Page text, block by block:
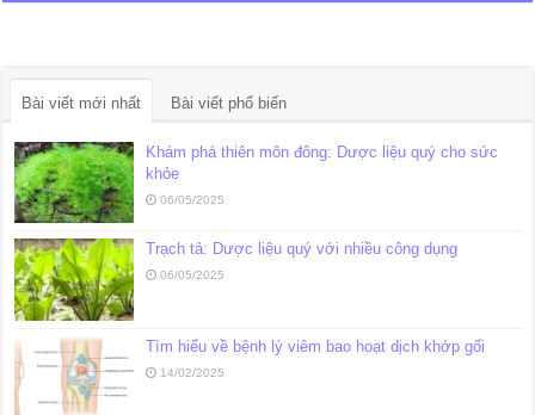
Bài viết mới nhất Bài viết phổ biến
Khám phá thiên môn đông: Dược liệu quý cho sức
khỏe
06/05/2025
Trạch tả: Dược liệu quý với nhiều công dụng
06/05/2025
Tìm hiểu về bệnh lý viêm bao hoạt dịch khớp gối
14/02/2025